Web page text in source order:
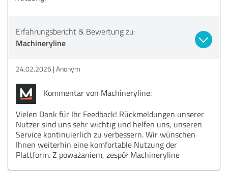
Erfahrungsbericht & Bewertung zu:
Machineryline
24.02.2026 Anonym
Kommentar von Machineryline:
Vielen Dank für Ihr Feedback! Rückmeldungen unserer
Nutzer sind uns sehr wichtig und helfen uns, unseren
Service kontinuierlich zu verbessern. Wir wünschen
Ihnen weiterhin eine komfortable Nutzung der
Plattform. Z poważaniem, zespół Machineryline